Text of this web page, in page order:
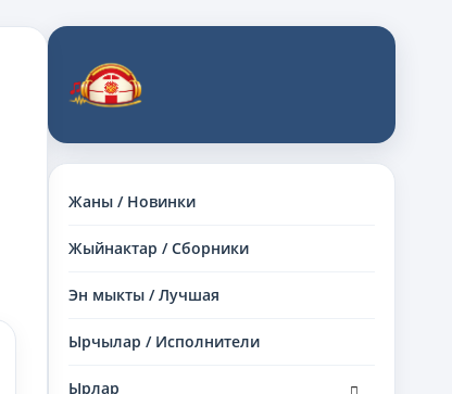
Жаны / Новинки
Жыйнактар / Сборники
Эн мыкты / Лучшая
Ырчылар / Исполнители
Ырлар